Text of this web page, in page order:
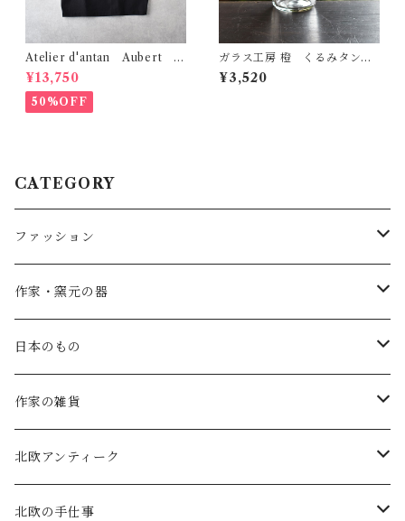
Atelier d'antan Aubert ｺｯ
ﾄﾝﾁｭﾆｯｸ (ﾌﾞﾗｯｸ)
¥13,750
50%OFF
ガラス工房 橙 くるみタンブ
ラー・S（ダイヤ）
¥3,520
CATEGORY
ファッション
SALE
atelier naruse
atelier naruse (ﾌｫｰﾏﾙ)
MAGALI
Gauze#
作家・窯元の器
矢島操(器)
小鹿田焼の器
中川紀夫(器)
斉藤幸代（器）
日本のもの
コーヒーの道具
鳥越の竹細工(岩手)
わら細工たくぼ(宮崎)
作家の雑貨
habotan
幸生窯
北欧アンティーク
ARABIA・iittala
北欧の手仕事